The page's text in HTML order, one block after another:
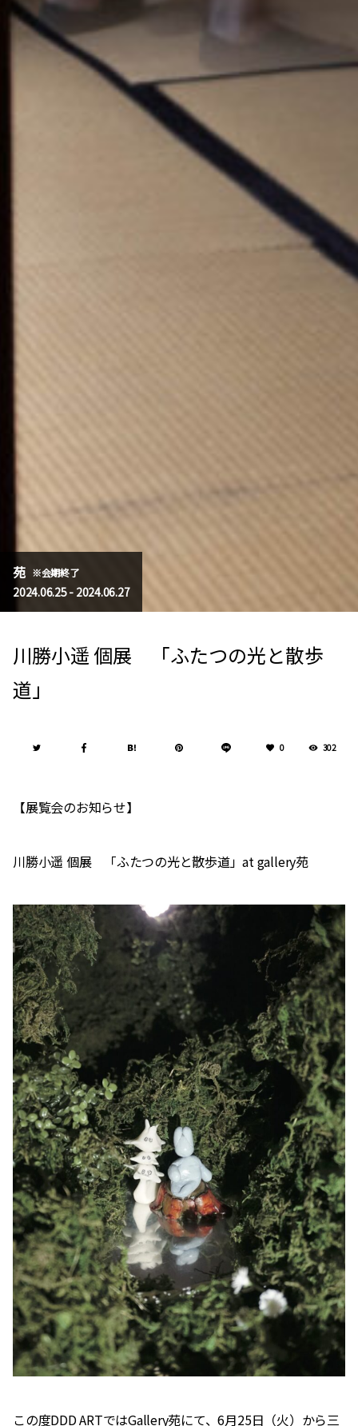
苑 会期終了
2024.06.25 - 2024.06.27
川勝小遥 個展 「ふたつの光と散歩
道」
0 302
【展覧会のお知らせ】
川勝小遥 個展 「ふたつの光と散歩道」at gallery苑
この度DDD ARTではGallery苑にて、6月25日（火）から三